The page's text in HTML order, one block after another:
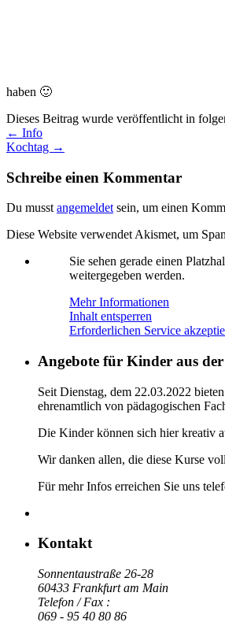
haben 🙂
Dieses Beitrag wurde veröffentlicht in
← Info
Kochtag →
Schreibe einen Kommentar
Du musst angemeldet sein, um einen
Diese Website verwendet Akismet, um
Sie sehen gerade einen
weitergegeben werden.
Mehr Informationen
Inhalt entsperren
Erforderlichen Service
Angebote für Kinder aus
Seit Dienstag, dem 22.03.2022
ehrenamtlich von pädagogischen
Die Kinder können sich hier kreativ
Wir danken allen, die diese Kurse
Für mehr Infos erreichen Sie uns
Kontakt
Sonnentaustraße 26-28
60433 Frankfurt am Main
Telefon / Fax :
069 - 95 40 80 86